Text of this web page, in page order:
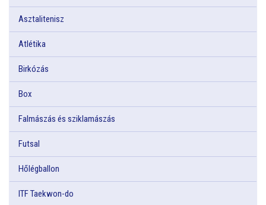
Asztalitenisz
Atlétika
Birkózás
Box
Falmászás és sziklamászás
Futsal
Hőlégballon
ITF Taekwon-do